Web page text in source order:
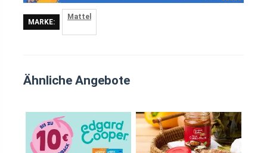
MARKE:
Mattel
Ähnliche Angebote